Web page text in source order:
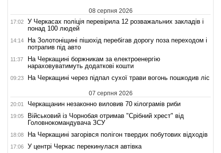
08 серпня 2026
17:02
У Черкасах поліція перевірила 12 розважальних закладів і
понад 100 людей
14:14
На Золотоніщині пішохід перебігав дорогу поза переходом і
потрапив під авто
11:37
На Черкащині боржникам за електроенергію
нараховуватимуть додаткові кошти
09:23 На Черкащині через підпал сухої трави вогонь пошкодив ліс
07 серпня 2026
20:01 Черкащанин незаконно виловив 70 кілограмів риби
19:05
Військовий із Чорнобая отримав "Срібний хрест" від
Головнокомандувача ЗСУ
18:08 На Черкащині загорівся полігон твердих побутових відходів
17:06 У центрі Черкас перекинулася автівка